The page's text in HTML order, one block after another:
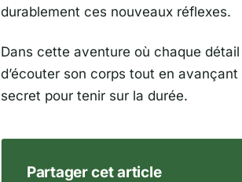
durablement ces nouveaux réflexes.
Dans cette aventure où chaque
d’écouter son corps tout en
secret pour tenir sur la durée.
Partager cet article